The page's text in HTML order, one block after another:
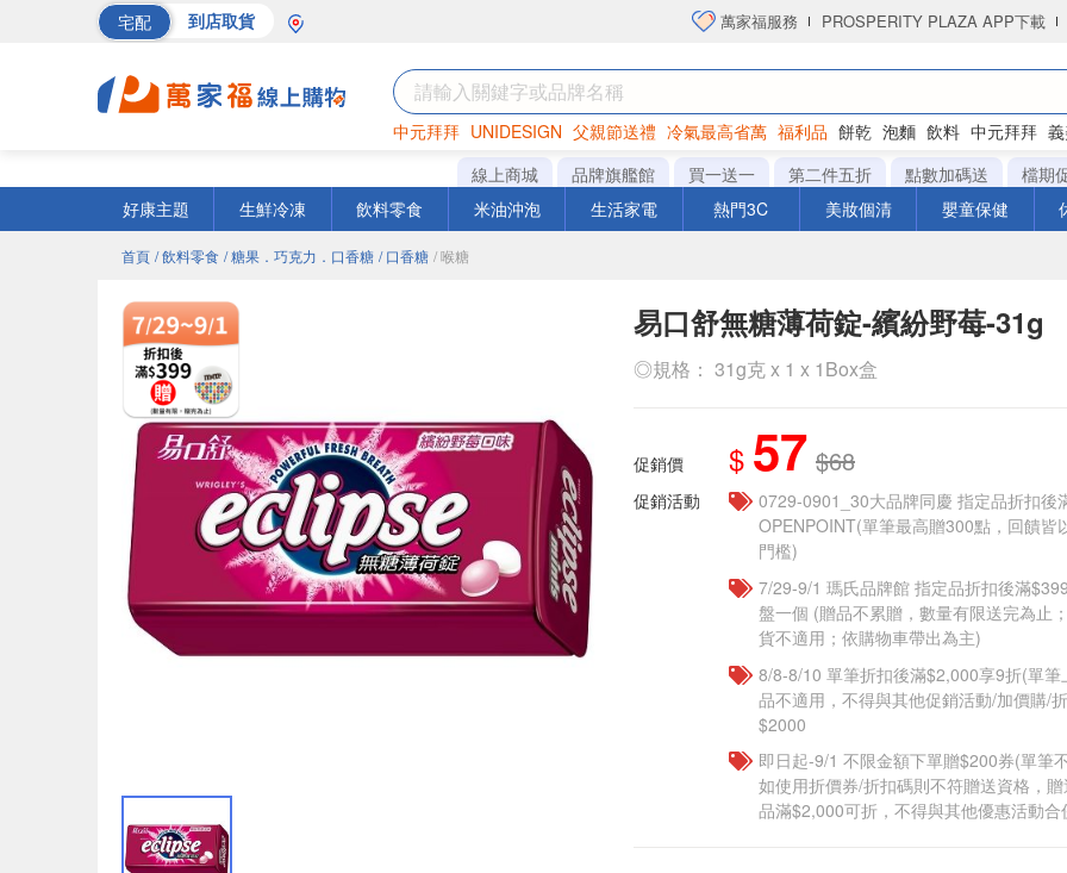
宅配 到店取貨 萬家福服務 PROSPERITY PLAZA APP下載
中元拜拜 UNIDESIGN 父親節送禮 冷氣最高省萬 福利品 餅乾 泡麵 飲料 中元拜拜
罐頭 海苔 洋芋片
線上商城 品牌旗艦館 買一送一 第二件五折 點數加碼送
檔期
好康主題
生鮮冷凍 飲料零食 米油沖泡 生活家電 熱門3C 美妝個清 嬰童保健
首頁 / 飲料零食 / 糖果．巧克力．口香糖 / 口香糖 / 喉糖
易口舒無糖薄荷錠-繽紛野莓-31g
◎規格： 31g克 x 1 x 1Box盒
促銷價 $ 57 $68
促銷活動
0729-0901_30大品牌同慶 指定品折扣後
OPENPOINT(單筆最高贈300點，回饋皆
門檻)
7/29-9/1 瑪氏品牌館 指定品折扣後滿
盤一個​ (贈品不累贈，數量有限送完為止
貨不適用；依購物車帶出為主)
8/8-8/10 單筆折扣後滿$2,000享9折(單
品不適用，不得與其他促銷活動/加價購/
$2000
即日起-9/1 不限金額下單贈$200券(單筆
如使用折價券/折扣碼則不符贈送資格，
品滿$2,000可折，不得與其他優惠活動合